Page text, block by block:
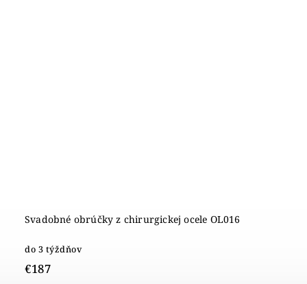
Svadobné obrúčky z chirurgickej ocele OL016
do 3 týždňov
€187